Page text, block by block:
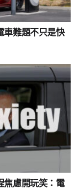
車難題不只是快
焦慮開玩笑：電